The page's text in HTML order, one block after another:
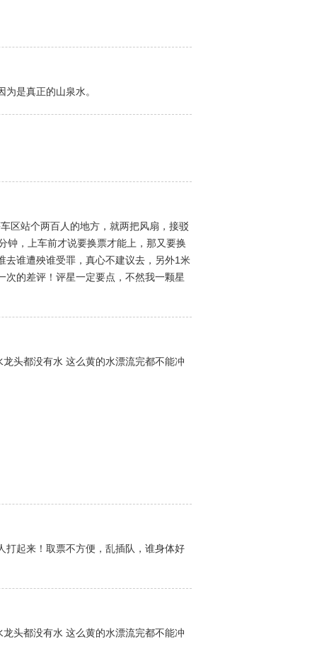
是真正的山泉水。
区站个两百人的地方，就两把风扇，接驳
钟，上车前才说要换票才能上，那又要换
去谁遭殃谁受罪，真心不建议去，另外1米
的差评！评星一定要点，不然我一颗星
头都没有水 这么黄的水漂流完都不能冲
打起来！取票不方便，乱插队，谁身体好
头都没有水 这么黄的水漂流完都不能冲